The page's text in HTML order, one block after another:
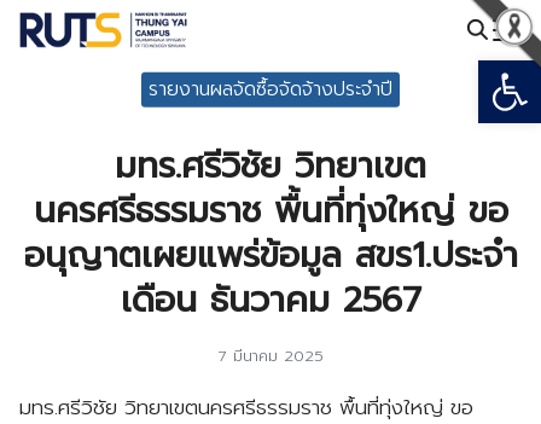
Skip
รายงานผลจัดซื้อจัดจ้างประจำปี
มทร.ศรีวิชัย วิทยาเขต
นครศรีธรรมราช พื้นที่ทุ่งใหญ่ ขอ
อนุญาตเผยแพร่ข้อมูล สขร1.ประจำ
เดือน ธันวาคม 2567
7 มีนาคม 2025
มทร.ศรีวิชัย วิทยาเขตนครศรีธรรมราช พื้นที่ทุ่งใหญ่ ขอ